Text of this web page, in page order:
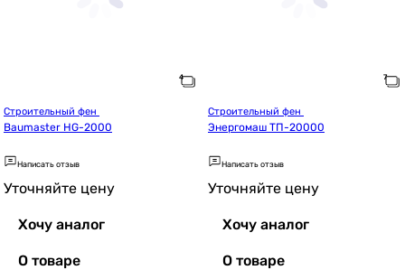
Baumaster HG-2000
Написать отзыв
Уточняйте цену
Хочу аналог
О товаре
Энергомаш ТП-20000
Написать отзыв
Уточняйте цену
Хочу аналог
О товаре